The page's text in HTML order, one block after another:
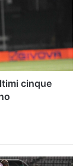
cinque